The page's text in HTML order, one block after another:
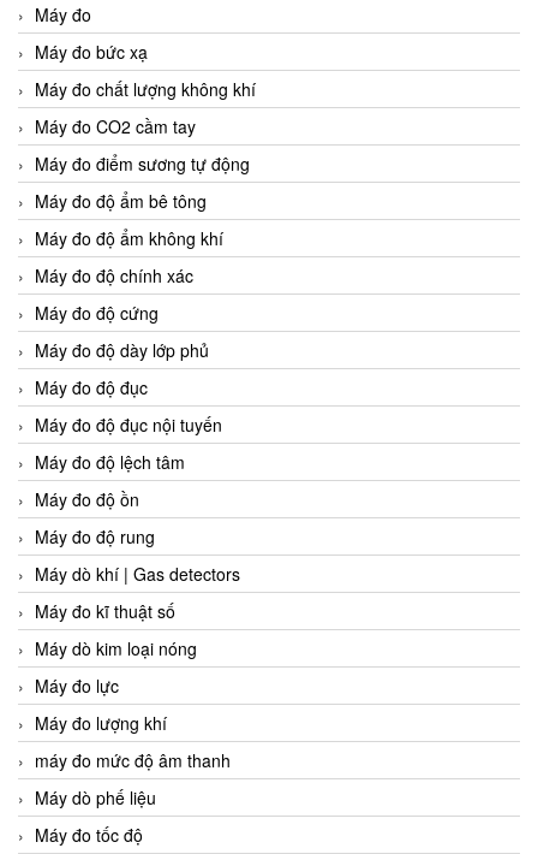
Máy đo
Máy đo bức xạ
Máy đo chất lượng không khí
Máy đo CO2 cầm tay
Máy đo điểm sương tự động
Máy đo độ ẩm bê tông
Máy đo độ ẩm không khí
Máy đo độ chính xác
Máy đo độ cứng
Máy đo độ dày lớp phủ
Máy đo độ đục
Máy đo độ đục nội tuyến
Máy đo độ lệch tâm
Máy đo độ ồn
Máy đo độ rung
Máy dò khí | Gas detectors
Máy đo kĩ thuật số
Máy dò kim loại nóng
Máy đo lực
Máy đo lượng khí
máy đo mức độ âm thanh
Máy dò phế liệu
Máy đo tốc độ